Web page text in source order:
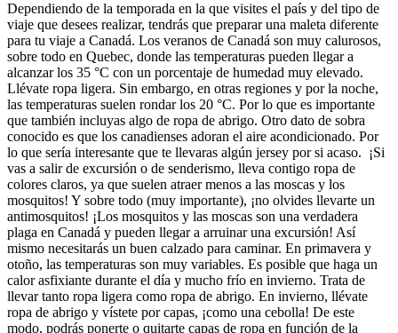
Dependiendo de la temporada en la que visites el país y del tipo de
viaje que desees realizar, tendrás que preparar una maleta diferente
para tu viaje a Canadá. Los veranos de Canadá son muy calurosos,
sobre todo en Quebec, donde las temperaturas pueden llegar a
alcanzar los 35 °C con un porcentaje de humedad muy elevado.
Llévate ropa ligera. Sin embargo, en otras regiones y por la noche,
las temperaturas suelen rondar los 20 °C. Por lo que es importante
que también incluyas algo de ropa de abrigo. Otro dato de sobra
conocido es que los canadienses adoran el aire acondicionado. Por
lo que sería interesante que te llevaras algún jersey por si acaso. ¡Si
vas a salir de excursión o de senderismo, lleva contigo ropa de
colores claros, ya que suelen atraer menos a las moscas y los
mosquitos! Y sobre todo (muy importante), ¡no olvides llevarte un
antimosquitos! ¡Los mosquitos y las moscas son una verdadera
plaga en Canadá y pueden llegar a arruinar una excursión! Así
mismo necesitarás un buen calzado para caminar. En primavera y
otoño, las temperaturas son muy variables. Es posible que haga un
calor asfixiante durante el día y mucho frío en invierno. Trata de
llevar tanto ropa ligera como ropa de abrigo. En invierno, llévate
ropa de abrigo y vístete por capas, ¡como una cebolla! De este
modo, podrás ponerte o quitarte capas de ropa en función de la